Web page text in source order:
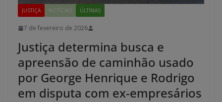
JUSTIÇA NOTÍCIAS ÚLTIMAS
7 de fevereiro de 2026
Justiça determina busca e
apreensão de caminhão usado
por George Henrique e Rodrigo
em disputa com ex-empresários